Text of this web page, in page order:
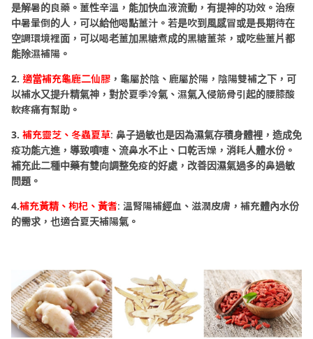
是解暑的良藥。薑性辛溫，能加快血液流動，有提神的功效。治療
中暑暈倒的人，可以給他喝點薑汁。 若是吹到風感冒或是長期待在
空調環境裡面，可以喝老薑加黑糖煮成的黑糖薑茶，或吃些薑片都
能除濕補陽。
2. 適當補充龜鹿二仙膠 ，龜屬於陰、鹿屬於陽，陰陽雙補之下，可
以補水又提升精氣神，對於夏季冷氣、濕氣入侵筋骨引起的腰膝酸
軟疼痛有幫助。
3. 補充靈芝、冬蟲夏草: 鼻子過敏也是因為濕氣存積身體裡，造成免
疫功能亢進，導致噴嚏、流鼻水不止、口乾舌燥，消耗人體水份。
補充此二種中藥有雙向調整免疫的好處，改善因濕氣過多的鼻過敏
問題。
4.補充黃精、枸杞、黃耆: 溫腎陽補經血、滋潤皮膚，補充體內水份
的需求，也適合夏天補陽氣。